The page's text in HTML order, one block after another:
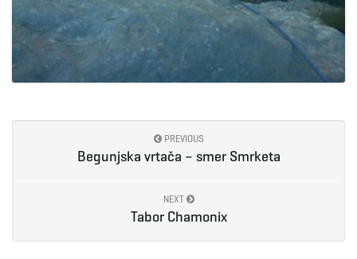
PREVIOUS
Begunjska vrtača – smer Smrketa
NEXT
Tabor Chamonix